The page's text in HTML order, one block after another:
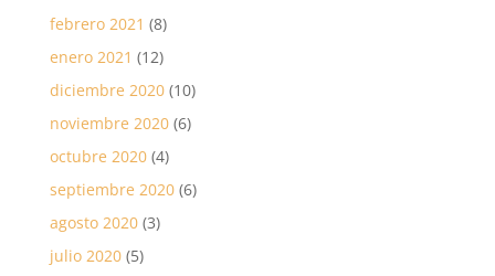
febrero 2021 (8)
enero 2021 (12)
diciembre 2020(10)
noviembre 2020(6)
octubre 2020(4)
septiembre 2020(6)
agosto 2020(3)
julio 2020(5)